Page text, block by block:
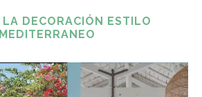
LA DECORACIÓN ESTILO
MEDITERRANEO